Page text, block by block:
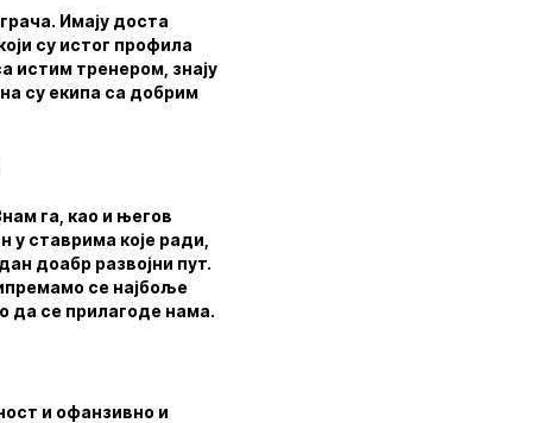
Имају доста
су истог профила
истим тренером, знају
су екипа са добрим
га, као и његов
у ставрима које ради,
доабр развојни пут.
се најбоље
да се прилагоде нама.
и офанзивно и